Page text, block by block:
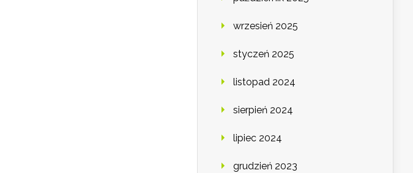
wrzesień 2025
styczeń 2025
listopad 2024
sierpień 2024
lipiec 2024
grudzień 2023